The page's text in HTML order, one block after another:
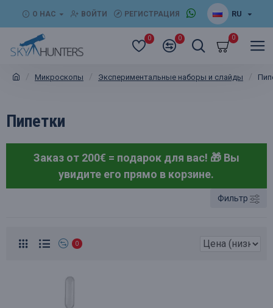
О НАС ВОЙТИ РЕГИСТРАЦИЯ RU
0 0 0
Микроскопы Экспериментальные наборы и слайды
Пипетки
Заказ от 200€ = подарок для вас! 🎁 Вы
увидите его прямо в корзине.
Фильтр
0